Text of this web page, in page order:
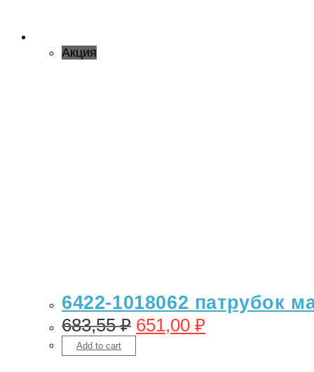
Акция
6422-1018062 патрубок
683,55₽ 651,00 ₽
Add to cart